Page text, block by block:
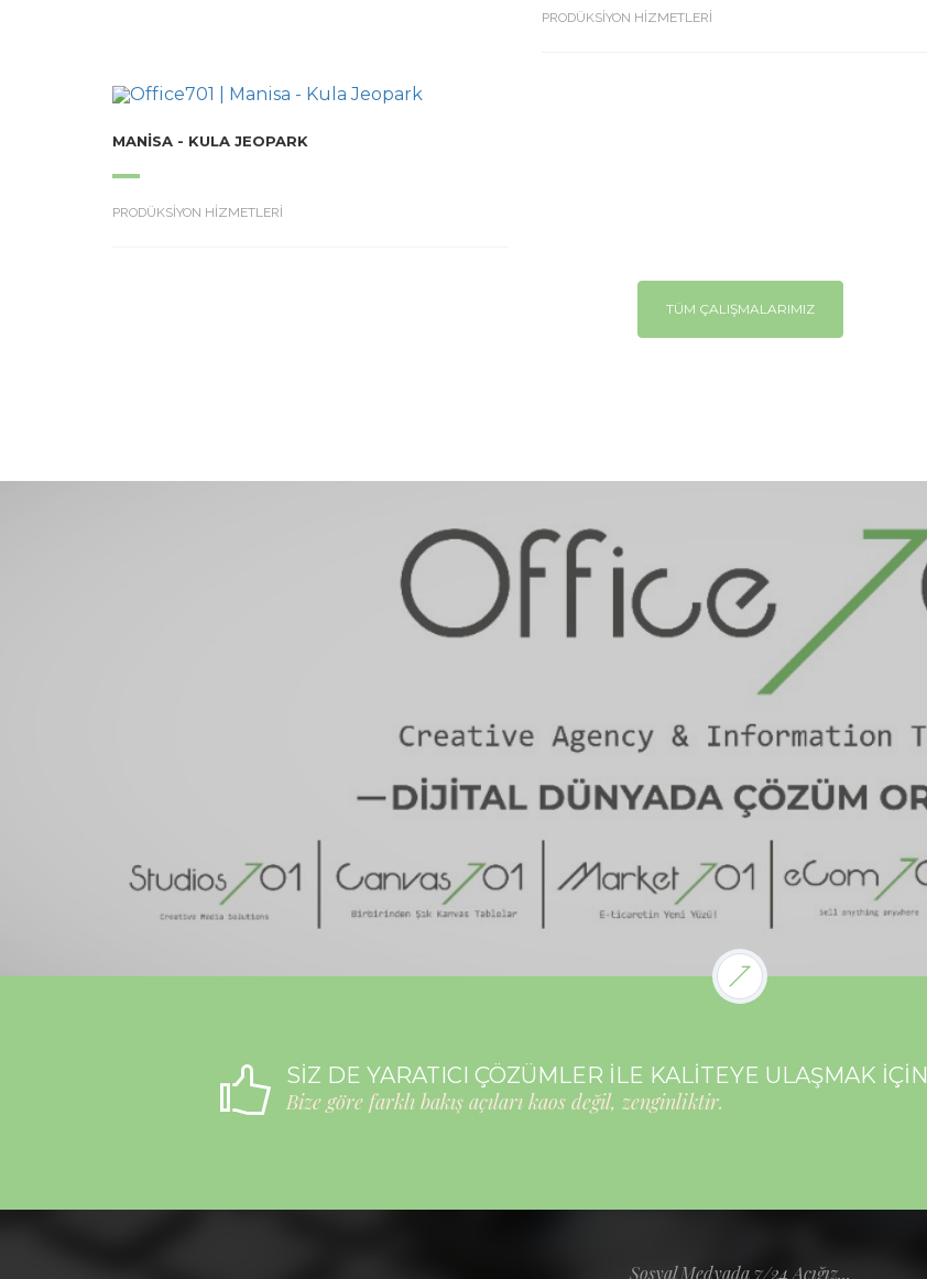
PRODÜKSİYON HİZMETLERİ
MANISA - KULA JEOPARK
PRODÜKSİYON HİZMETLERİ
TÜM ÇALIŞMALARIMIZ
SİZ DE YARATICI ÇÖZÜMLER İLE KALİTEYE ULAŞMAK İÇİN
Bize göre farklı bakış açıları kaos değil, zenginliktir.
Sosyal Medyada 7/24 Açığız...